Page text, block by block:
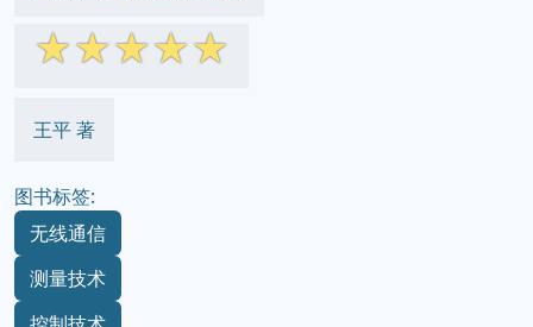
☆☆☆☆☆
王平 著
图书标签:
无线通信
测量技术